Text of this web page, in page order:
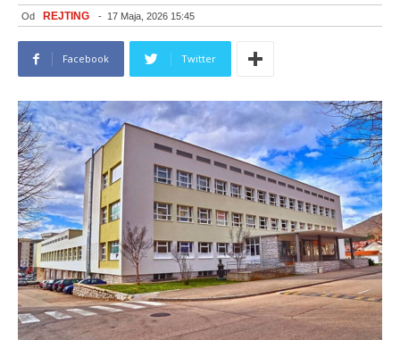
Od REJTING - 17 Maja, 2026 15:45
Facebook Twitter